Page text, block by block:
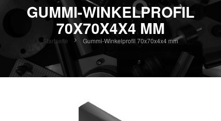
GUMMI-WINKELPROFIL
70X70X4X4 MM
Startseite Gummi-Winkelprofil 70x70x4x4 mm